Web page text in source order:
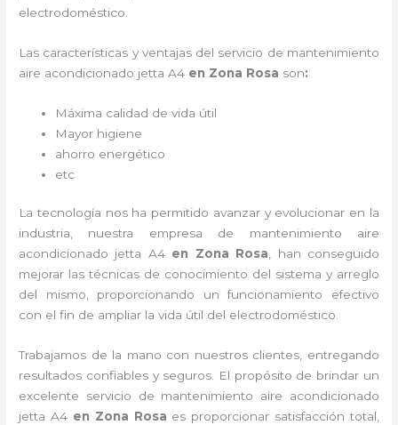
electrodoméstico.
Las características y ventajas del servicio de mantenimiento
aire acondicionado jetta A4 en Zona Rosa son:
Máxima calidad de vida útil
Mayor higiene
ahorro energético
etc
La tecnología nos ha permitido avanzar y evolucionar en la
industria, nuestra empresa de mantenimiento aire
acondicionado jetta A4en Zona Rosa, han conseguido
mejorar las técnicas de conocimiento del sistema y arreglo
del mismo, proporcionando un funcionamiento efectivo
con el fin de ampliar la vida útil del electrodoméstico.
Trabajamos de la mano con nuestros clientes, entregando
resultados confiables y seguros. El propósito de brindar un
excelente servicio de mantenimiento aire acondicionado
jetta A4en Zona Rosa es proporcionar satisfacción total,